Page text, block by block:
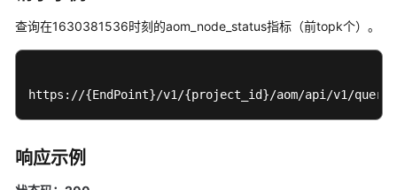
（安
卡
区
API
参
查询在1630381536时刻的aom_node_status指标（前topk个）。
https://{EndPoint}/v1/{project_id}/aom/api/v1/
响应示例